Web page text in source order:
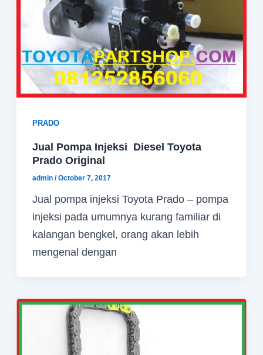
PRADO
Jual Pompa Injeksi Diesel Toyota
Prado Original
admin/October 7, 2017
Jual pompa injeksi Toyota Prado – pompa
injeksi pada umumnya kurang familiar di
kalangan bengkel, orang akan lebih
mengenal dengan